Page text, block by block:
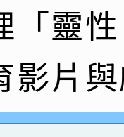
老師、
國小朗讀
師
桃園市中
榮獲教
名
2026世
小創客佳
「靈
影片